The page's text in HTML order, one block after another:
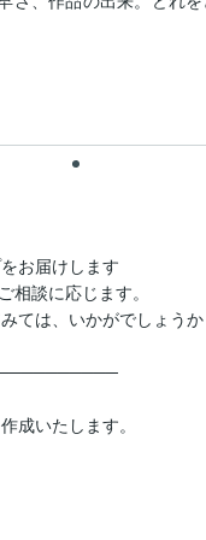
お届けします
談に応じます。
ては、いかがでしょうか
成いたします。